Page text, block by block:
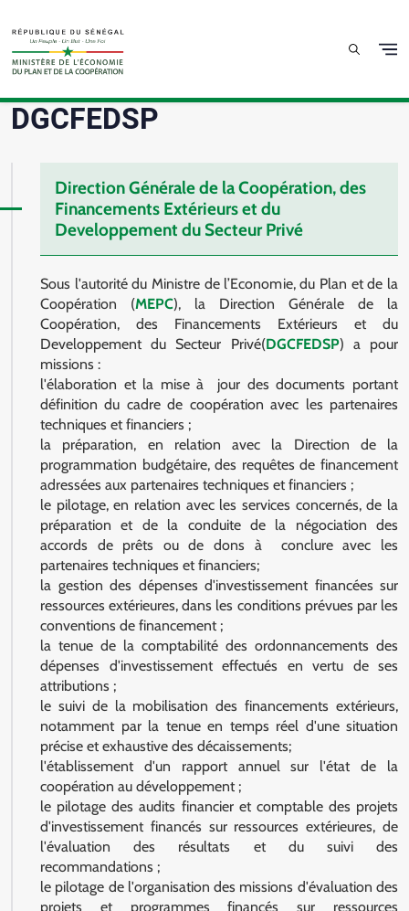
Direction Générale de la Coopération, des
Financements Extérieurs et du Developpement du
DGCFEDSP
Direction Générale de la Coopération, des
Financements Extérieurs et du
Developpement du Secteur Privé
Sous l'autorité du Ministre de l’Economie, du Plan et de la
Coopération (MEPC), la Direction Générale de la
Coopération, des Financements Extérieurs et du
Developpement du Secteur Privé(DGCFEDSP) a pour
missions :
l'élaboration et la mise à jour des documents portant
définition du cadre de coopération avec les partenaires
techniques et financiers ;
la préparation, en relation avec la Direction de la
programmation budgétaire, des requêtes de financement
adressées aux partenaires techniques et financiers ;
le pilotage, en relation avec les services concernés, de la
préparation et de la conduite de la négociation des
accords de prêts ou de dons à conclure avec les
partenaires techniques et financiers;
la gestion des dépenses d'investissement financées sur
ressources extérieures, dans les conditions prévues par les
conventions de financement ;
la tenue de la comptabilité des ordonnancements des
dépenses d'investissement effectués en vertu de ses
attributions ;
le suivi de la mobilisation des financements extérieurs,
notamment par la tenue en temps réel d'une situation
précise et exhaustive des décaissements;
l'établissement d'un rapport annuel sur l'état de la
coopération au développement ;
le pilotage des audits financier et comptable des projets
d'investissement financés sur ressources extérieures, de
l'évaluation des résultats et du suivi des
recommandations ;
le pilotage de l'organisation des missions d'évaluation des
projets et programmes financés sur ressources